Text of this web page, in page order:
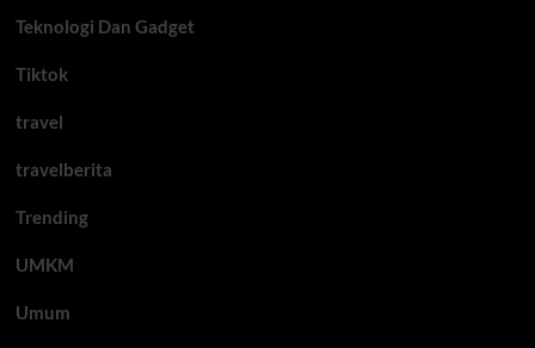
Teknologi Dan Gadget
Tiktok
travel
travelberita
Trending
UMKM
Umum